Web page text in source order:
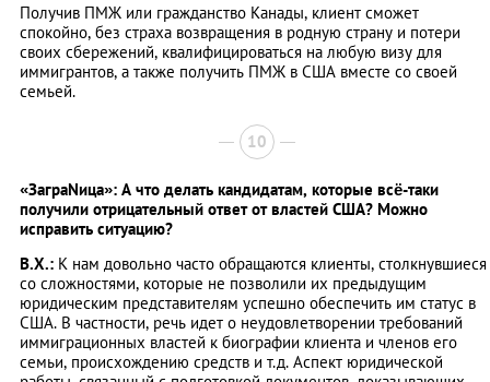
Получив ПМЖ или гражданство Канады, клиент сможет
спокойно, без страха возвращения в родную страну и потери
своих сбережений, квалифицироваться на любую визу для
иммигрантов, а также получить ПМЖ в США вместе со своей
семьей.
10
«ЗаграNица»: А что делать кандидатам, которые всё-таки
получили отрицательный ответ от властей США? Можно
исправить ситуацию?
В.Х.: К нам довольно часто обращаются клиенты, столкнувшиеся
со сложностями, которые не позволили их предыдущим
юридическим представителям успешно обеспечить им статус в
США. В частности, речь идет о неудовлетворении требований
иммиграционных властей к биографии клиента и членов его
семьи, происхождению средств и т.д. Аспект юридической